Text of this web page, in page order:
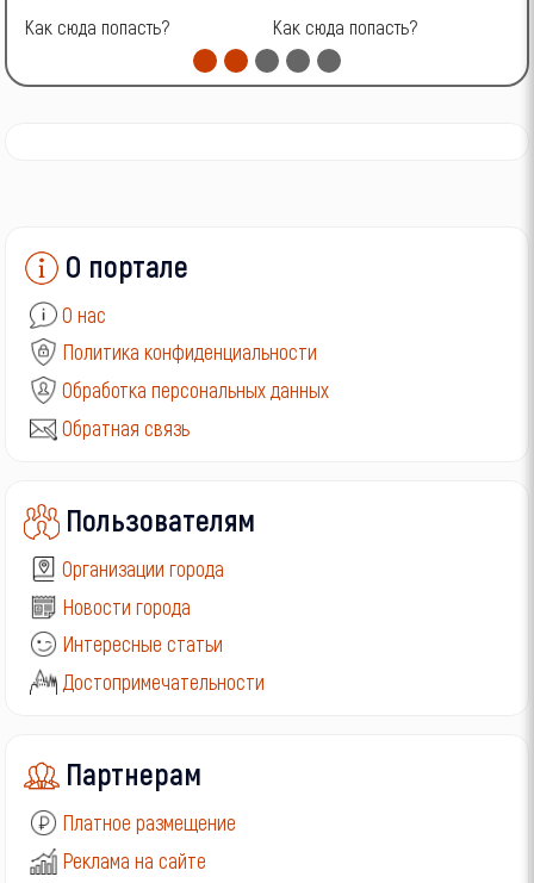
Как сюда попасть? Как сюда попасть?
О портале
О нас
Политика конфиденциальности
Обработка персональных данных
Обратная связь
Пользователям
Организации города
Новости города
Интересные статьи
Достопримечательности
Партнерам
Платное размещение
Реклама на сайте